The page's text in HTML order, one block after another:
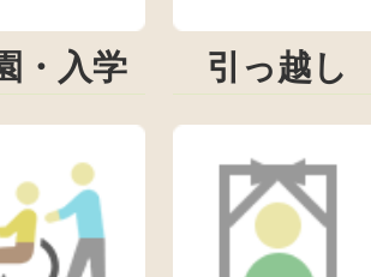
・入学 引っ越し